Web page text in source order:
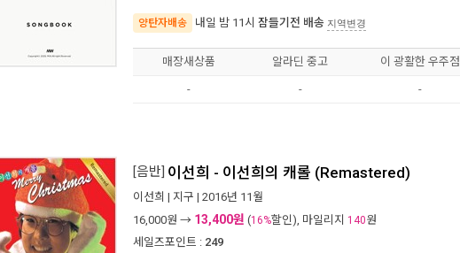
양탄자배송 내일 밤 11시 잠들기전 배송 지역변경
매장새상품 알라딘 중고 이 광활한 우주점
- - -
[음반] 이선희 - 이선희의 캐롤 (Remastered)
이선희 | 지구 | 2016년 11월
16,000원 → 13,400원 (16%할인), 마일리지 140원
세일즈포인트 : 249